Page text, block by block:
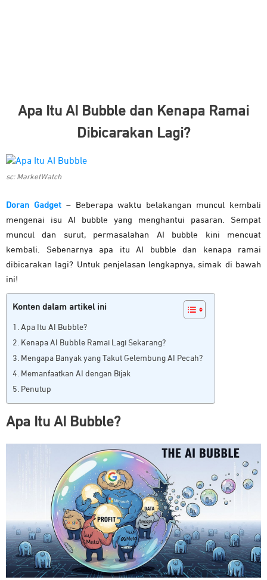
Apa Itu AI Bubble dan Kenapa Ramai
Dibicarakan Lagi?
sc: MarketWatch
Doran Gadget – Beberapa waktu belakangan muncul kembali
mengenai isu AI bubble yang menghantui pasaran. Sempat
muncul dan surut, permasalahan AI bubble kini mencuat
kembali. Sebenarnya apa itu AI bubble dan kenapa ramai
dibicarakan lagi? Untuk penjelasan lengkapnya, simak di bawah
ini!
Konten dalam artikel ini
Apa Itu AI Bubble?
Kenapa AI Bubble Ramai Lagi Sekarang?
Mengapa Banyak yang Takut Gelembung AI Pecah?
Memanfaatkan AI dengan Bijak
Penutup
Apa Itu AI Bubble?